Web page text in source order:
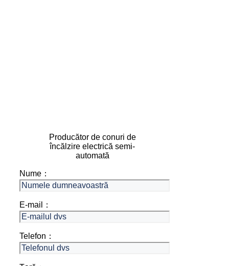
Producător de conuri de
încălzire electrică semi-
automată
Nume：
E-mail：
Telefon：